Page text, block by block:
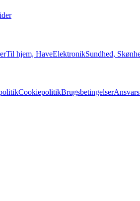
Til hjem, HaveElektronikSundhed,
CookiepolitikBrugsbetingelser